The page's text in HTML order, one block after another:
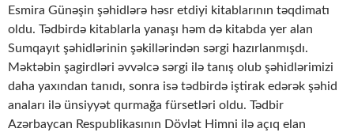
Esmira Günəşin şəhidlərə həsr etdiyi kitablarının təqdimatı
oldu. Tədbirdə kitablarla yanaşı həm də kitabda yer alan
Sumqayıt şəhidlərinin şəkillərindən sərgi hazırlanmışdı.
Məktəbin şagirdləri əvvəlcə sərgi ilə tanış olub şəhidlərimizi
daha yaxından tanıdı, sonra isə tədbirdə iştirak edərək şəhid
anaları ilə ünsiyyət qurmağa fürsetləri oldu. Tədbir
Azərbaycan Respublikasının Dövlət Himni ilə açıq elan